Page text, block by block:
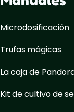
Microdosificación
Trufas mágicas
La caja de
Kit de cultivo de